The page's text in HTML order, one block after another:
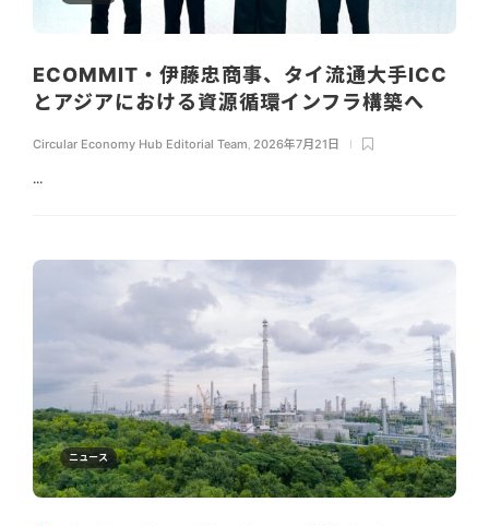
ECOMMIT・伊藤忠商事、タイ流通大手ICC
とアジアにおける資源循環インフラ構築へ
Circular Economy Hub Editorial Team 2026年7月21日
...
ニュース